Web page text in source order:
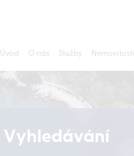
Úvod O nás Služby Nemovitosti
Vyhledávání